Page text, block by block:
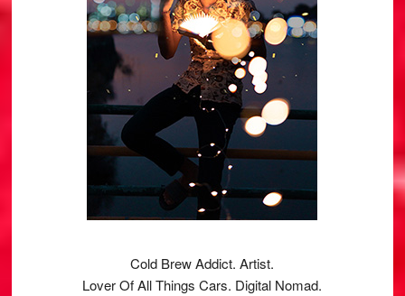
Cold Brew Addict. Artist.
Lover Of All Things Cars. Digital Nomad.